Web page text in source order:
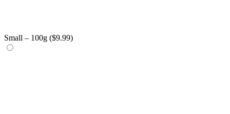
Small – 100g ($9.99)